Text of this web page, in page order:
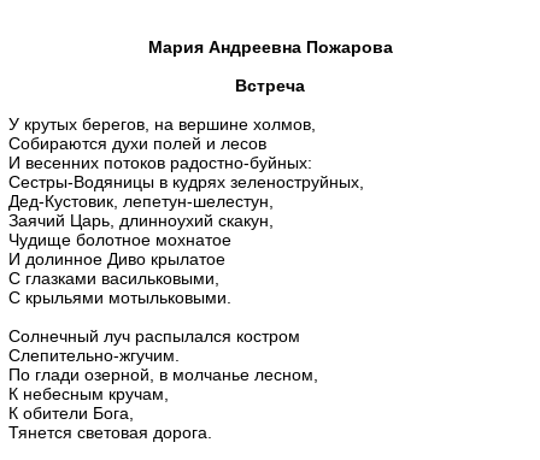
Случайное стихотворение
Случайная цитата
Рейтинг русских поэтов
Рейтинг стихотворений
Мария Андреевна Пожарова
Встреча
У крутых берегов, на вершине холмов,
Собираются духи полей и лесов
И весенних потоков радостно-буйных:
Сестры-Водяницы в кудрях зеленоструйных,
Дед-Кустовик, лепетун-шелестун,
Заячий Царь, длинноухий скакун,
Чудище болотное мохнатое
И долинное Диво крылатое
С глазками васильковыми,
С крыльями мотыльковыми.
Солнечный луч распылался костром
Слепительно-жгучим.
По глади озерной, в молчанье лесном,
К небесным кручам,
К обители Бога,
Тянется световая дорога.